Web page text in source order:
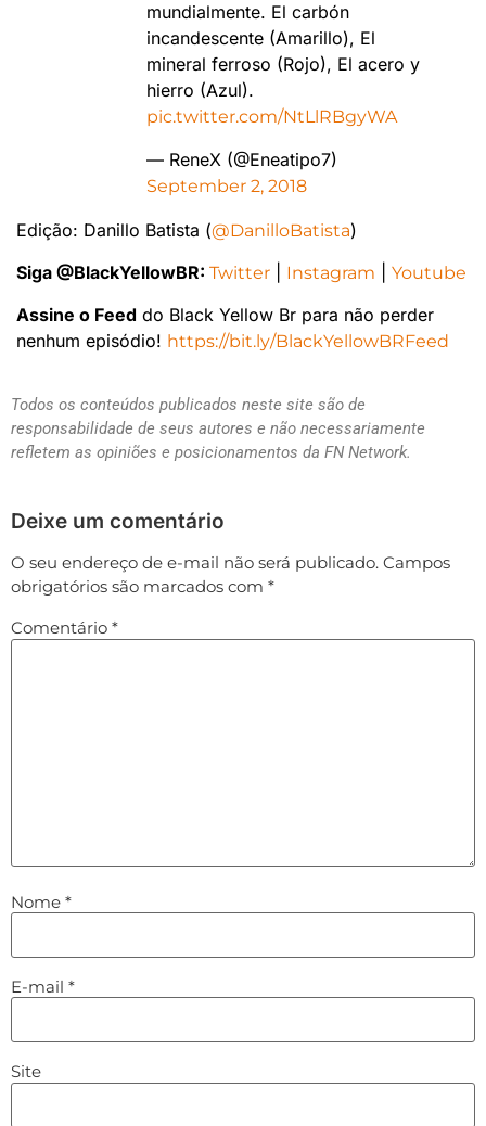
mundialmente. El carbón
incandescente (Amarillo), El
mineral ferroso (Rojo), El acero y
hierro (Azul).
pic.twitter.com/NtLlRBgyWA
— ReneX (@Eneatipo7)
September 2, 2018
Edição: Danillo Batista (@DanilloBatista)
Siga @BlackYellowBR: Twitter Instagram Youtube
Assine o Feed do Black Yellow Br para não perder
nenhum episódio! https://bit.ly/BlackYellowBRFeed
Todos os conteúdos publicados neste site são de
responsabilidade de seus autores e não necessariamente
refletem as opiniões e posicionamentos da FN Network.
Deixe um comentário
O seu endereço de e-mail não será publicado. Campos
obrigatórios são marcados com *
Comentário *
Nome *
E-mail *
Site